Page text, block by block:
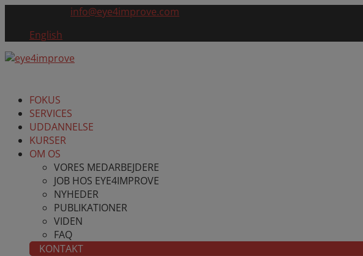
info@eye4improve.com
English
FOKUS
SERVICES
UDDANNELSE
KURSER
OM OS
VORES MEDARBEJDERE
JOB HOS EYE4IMPROVE
NYHEDER
PUBLIKATIONER
VIDEN
FAQ
KONTAKT